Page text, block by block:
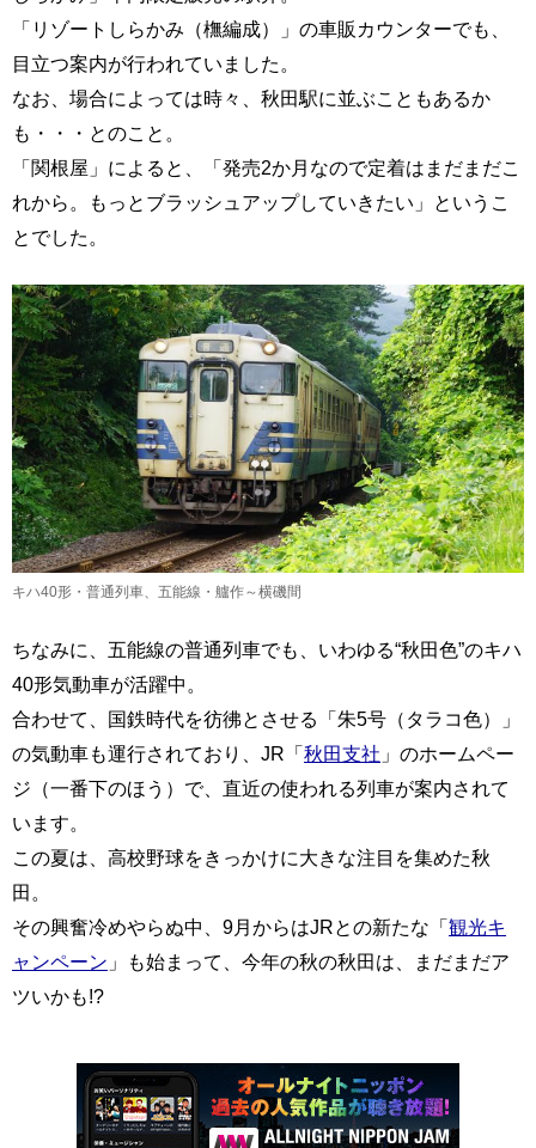
「リゾートしらかみ（橅編成）」の車販カウンターでも、
目立つ案内が行われていました。
なお、場合によっては時々、秋田駅に並ぶこともあるか
も・・・とのこと。
「関根屋」によると、「発売2か月なので定着はまだまだこ
れから。もっとブラッシュアップしていきたい」というこ
とでした。
キハ40形・普通列車、五能線・艫作～横磯間
ちなみに、五能線の普通列車でも、いわゆる“秋田色”のキハ
40形気動車が活躍中。
合わせて、国鉄時代を彷彿とさせる「朱5号（タラコ色）」
の気動車も運行されており、JR「秋田支社 」のホームペー
ジ（一番下のほう）で、直近の使われる列車が案内されて
います。
この夏は、高校野球をきっかけに大きな注目を集めた秋
田。
その興奮冷めやらぬ中、9月からはJRとの新たな「観光キ
ャンペーン 」も始まって、今年の秋の秋田は、まだまだア
ツいかも!?